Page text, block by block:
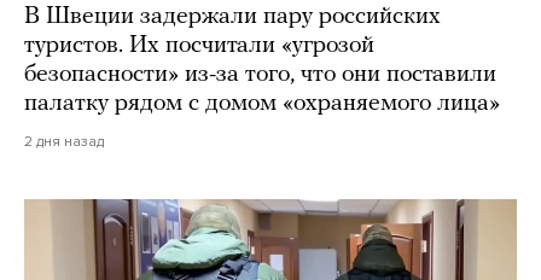
В Швеции задержали пару российских
туристов. Их посчитали «угрозой
безопасности» из-за того, что они поставили
палатку рядом с домом «охраняемого лица»
2 дня назад